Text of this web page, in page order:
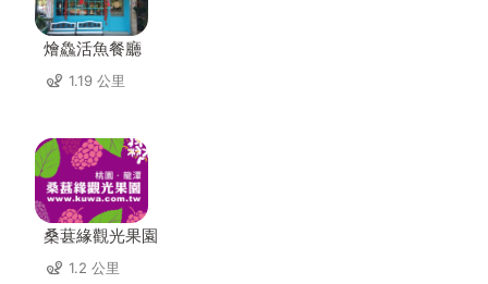
燴鱻活魚餐廳
1.19 公里
桑葚緣觀光果園
1.2 公里